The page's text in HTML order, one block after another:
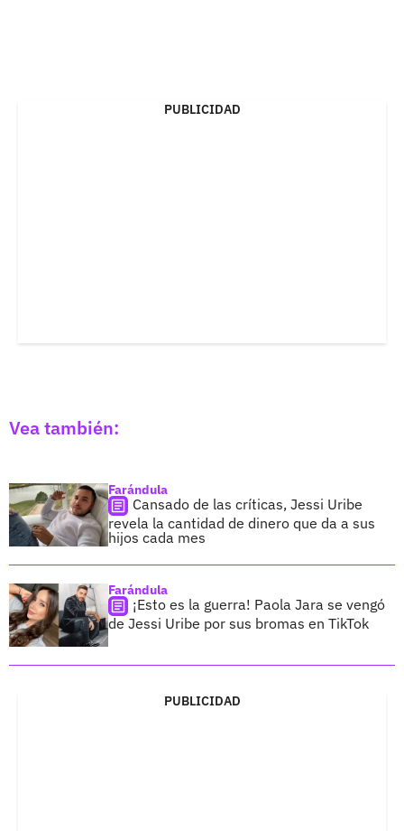
PUBLICIDAD
Vea también:
Farándula
Cansado de las críticas, Jessi Uribe
revela la cantidad de dinero que da a sus
hijos cada mes
Farándula
¡Esto es la guerra! Paola Jara se vengó
de Jessi Uribe por sus bromas en TikTok
PUBLICIDAD